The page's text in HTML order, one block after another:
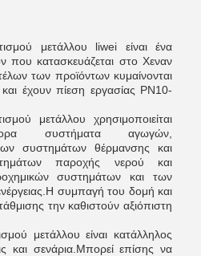
μετάλλου liwei είναι ένα
που κατασκευάζεται στο Χεναν
των προϊόντων κυμαίνονται
έχουν πίεση εργασίας PN10-
μετάλλου χρησιμοποιείται
συστήματα αγωγών,
συστημάτων θέρμανσης και
παροχής νερού και
συστημάτων και των
συμπαγή του δομή και
την καθιστούν αξιόπιστη
μετάλλου είναι κατάλληλος
και σενάρια.Μπορεί επίσης να